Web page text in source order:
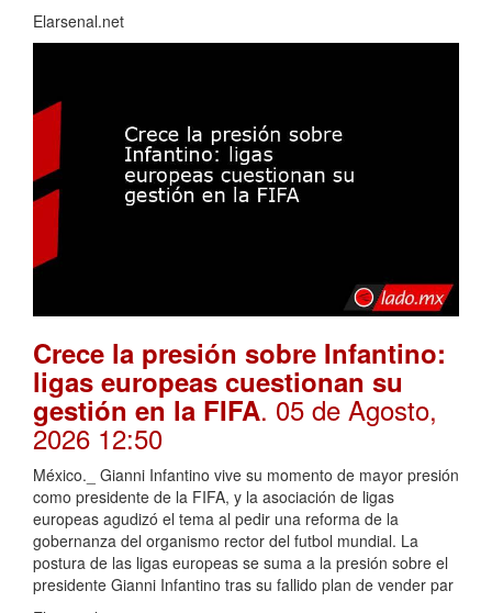
Elarsenal.net
Crece la presión sobre Infantino:
ligas europeas cuestionan su
gestión en la FIFA. 05 de Agosto,
2026 12:50
México._ Gianni Infantino vive su momento de mayor presión
como presidente de la FIFA, y la asociación de ligas
europeas agudizó el tema al pedir una reforma de la
gobernanza del organismo rector del futbol mundial. La
postura de las ligas europeas se suma a la presión sobre el
presidente Gianni Infantino tras su fallido plan de vender par